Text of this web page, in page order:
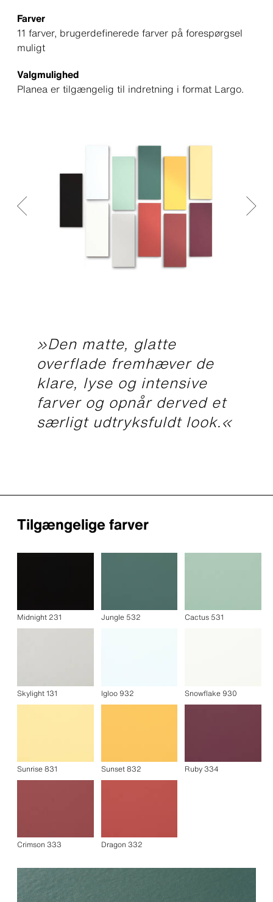
Farver
11 farver, brugerdefinerede farver på forespørgsel
muligt
Valgmulighed
Planea er tilgængelig til indretning i format Largo.
»Den matte, glatte
overflade fremhæver de
klare, lyse og intensive
farver og opnår derved et
særligt udtryksfuldt look.«
Tilgængelige farver
Midnight 231 Jungle 532 Cactus 531
Skylight 131 Igloo 932 Snowflake 930
Sunrise 831 Sunset 832 Ruby 334
Crimson 333 Dragon 332